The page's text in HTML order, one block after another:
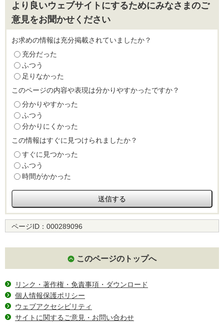
より良いウェブサイトにするためにみなさまのご
意見をお聞かせください
お求めの情報は充分掲載されていましたか？
充分だった
ふつう
足りなかった
このページの内容や表現は分かりやすかったですか？
分かりやすかった
ふつう
分かりにくかった
この情報はすぐに見つけられましたか？
すぐに見つかった
ふつう
時間がかかった
ページID： 000289096
このページのトップへ
リンク・著作権・免責事項・ダウンロード
個人情報保護ポリシー
ウェブアクセシビリティ
サイトに関するご意見・お問い合わせ